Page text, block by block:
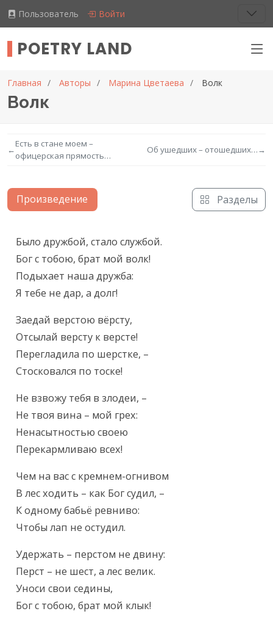
Пользователь Войти
POETRY LAND
Главная Авторы Марина Цветаева Волк
Волк
←
Есть в стане моем –
офицерская прямость…
Об ушедших – отошедших…→
Произведение Разделы
Текст произведения
Было дружбой, стало службой.
Бог с тобою, брат мой волк!
Подыхает наша дружба:
Я тебе не дар, а долг!
Заедай верстою вёрсту,
Отсылай версту к версте!
Перегладила по шерстке, –
Стосковался по тоске!
Не взвожу тебя в злодеи, –
Не твоя вина – мой грех:
Ненасытностью своею
Перекармливаю всех!
Чем на вас с кремнем-огнивом
В лес ходить – как Бог судил, –
К одному бабьё ревниво:
Чтобы лап не остудил.
Удержать – перстом не двину:
Перст – не шест, а лес велик.
Уноси свои седины,
Бог с тобою, брат мой клык!